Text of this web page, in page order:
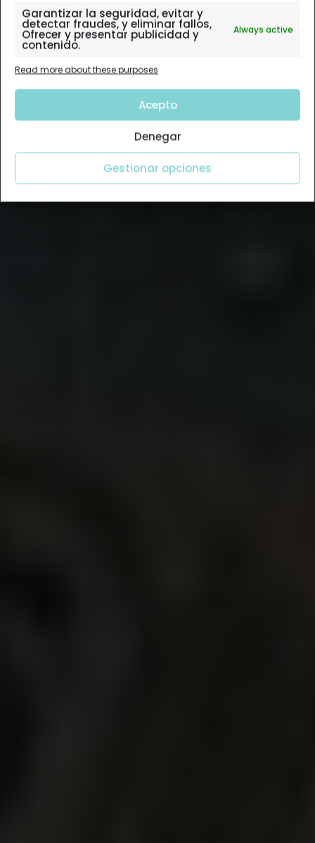
Garantizar la seguridad, evitar y
detectar fraudes, y eliminar fallos,
Ofrecer y presentar publicidad y
contenido.
Always active
Read more about these purposes
Acepto
Denegar
Gestionar opciones